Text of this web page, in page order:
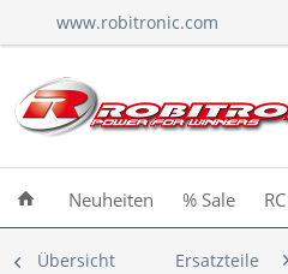
www.robitronic.com
Neuheiten % Sale
Übersicht Ersatzteile